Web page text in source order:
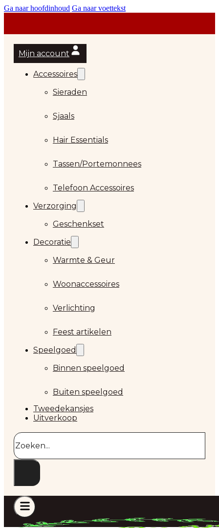
Ga naar hoofdinhoud Ga naar voettekst
Mijn account
Accessoires
Sieraden
Sjaals
Hair Essentials
Tassen/Portemonnees
Telefoon Accessoires
Verzorging
Geschenkset
Decoratie
Warmte & Geur
Woonaccessoires
Verlichting
Feest artikelen
Speelgoed
Binnen speelgoed
Buiten speelgoed
Tweedekansjes
Uitverkoop
Zoeken